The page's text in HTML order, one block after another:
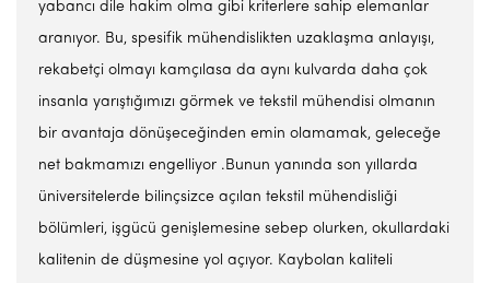
yabancı dile hakim olma gibi kriterlere sahip elemanlar
aranıyor. Bu, spesifik mühendislikten uzaklaşma anlayışı,
rekabetçi olmayı kamçılasa da aynı kulvarda daha çok
insanla yarıştığımızı görmek ve tekstil mühendisi olmanın
bir avantaja dönüşeceğinden emin olamamak, geleceğe
net bakmamızı engelliyor .Bunun yanında son yıllarda
üniversitelerde bilinçsizce açılan tekstil mühendisliği
bölümleri, işgücü genişlemesine sebep olurken, okullardaki
kalitenin de düşmesine yol açıyor. Kaybolan kaliteli